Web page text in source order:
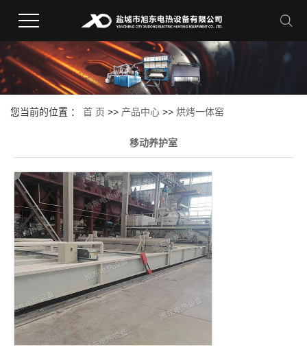
您当前的位置 ： 首 页 >> 产品中心 >> 烘烤一体窑
移动养护室